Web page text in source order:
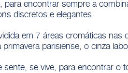
para encontrar sempre a
discretos e elegantes.
em 7 áreas cromáticas
primavera parisiense, o cinza
sente, se vive, para encontrar o